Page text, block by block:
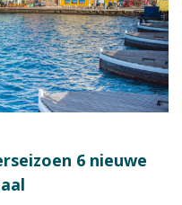
6 nieuwe